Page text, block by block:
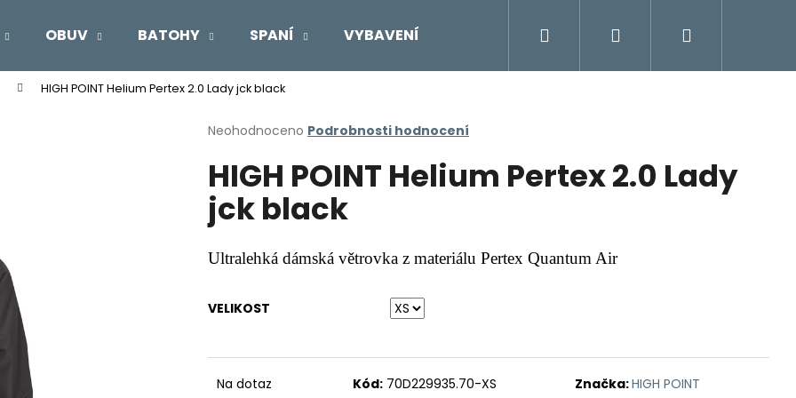
OBUV BATOHY SPANÍ VYBAVENÍ Moje objednávka
Přihlášení
HIGH POINT Helium Pertex 2.0 Lady jck black
Průměrné
produktu
je
0,0
5
hvězdiček.
Neohodnoceno Podrobnosti hodnocení
HIGH POINT Helium Pertex 2.0 Lady
jck black
Ultralehká dámská větrovka z materiálu Pertex Quantum Air
VELIKOST
Na dotaz Kód: 70D229935.70-XS Značka:HIGH POINT
Co potřebujete najít?
HLEDAT